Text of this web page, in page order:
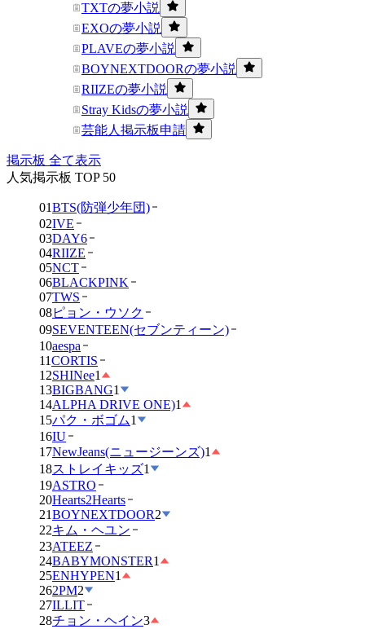
TXTの夢小説
EXOの夢小説
PLAVEの夢小説
BOYNEXTDOORの夢小説
RIIZEの夢小説
Stray Kidsの夢小説
芸能人掲示板申請
掲示板 全て表示
人気掲示板 TOP 50
01BTS(防弾少年団)
02IVE
03DAY6
04RIIZE
05NCT
06BLACKPINK
07TWS
08ピョン・ウソク
09SEVENTEEN(セブンティーン)
10aespa
11CORTIS
12SHINee1
13BIGBANG1
14ALPHA DRIVE ONE)1
15パク・ボゴム1
16IU
17NewJeans(ニュージーンズ)1
18ストレイキッズ1
19ASTRO
20Hearts2Hearts
21BOYNEXTDOOR2
22キム・ヘユン
23ATEEZ
24BABYMONSTER1
25ENHYPEN1
262PM2
27ILLIT
28チョン・ヘイン3